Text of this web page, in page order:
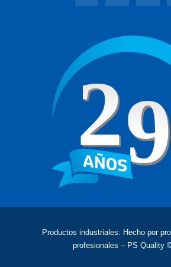
Productos industriales: Hecho por
profesionales – PS Quality